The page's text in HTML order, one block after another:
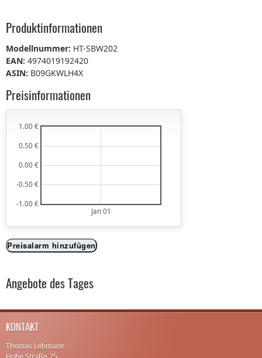
Produktinformationen
Modellnummer: HT-SBW202
EAN: 4974019192420
ASIN: B09GKWLH4X
Preisinformationen
Jan 01
-1.00 €
-0.50 €
0.00 €
0.50 €
1.00 €
Preisalarm hinzufügen
Angebote des Tages
KONTAKT
Thomas Lehmann